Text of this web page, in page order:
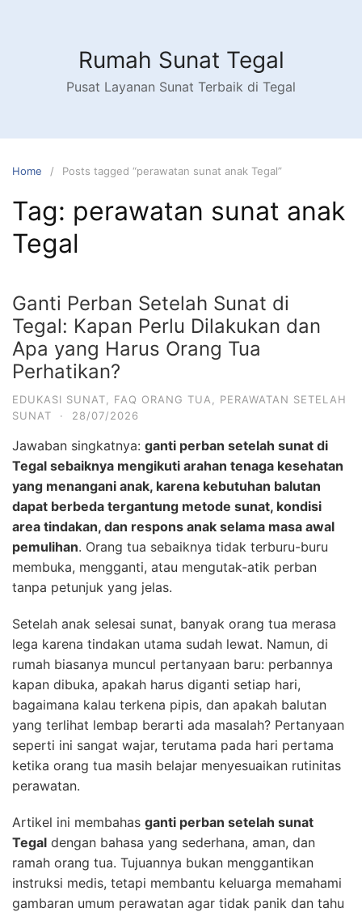
Rumah Sunat Tegal
Pusat Layanan Sunat Terbaik di Tegal
Home Posts tagged “perawatan sunat anak Tegal”
Tag: perawatan sunat anak
Tegal
Ganti Perban Setelah Sunat di
Tegal: Kapan Perlu Dilakukan dan
Apa yang Harus Orang Tua
Perhatikan?
EDUKASI SUNAT FAQ ORANG TUA
PERAWATAN SETELAH
SUNAT
· 28/07/2026
Jawaban singkatnya: ganti perban setelah sunat di
Tegal sebaiknya mengikuti arahan tenaga kesehatan
yang menangani anak, karena kebutuhan balutan
dapat berbeda tergantung metode sunat, kondisi
area tindakan, dan respons anak selama masa awal
pemulihan. Orang tua sebaiknya tidak terburu-buru
membuka, mengganti, atau mengutak-atik perban
tanpa petunjuk yang jelas.
Setelah anak selesai sunat, banyak orang tua merasa
lega karena tindakan utama sudah lewat. Namun, di
rumah biasanya muncul pertanyaan baru: perbannya
kapan dibuka, apakah harus diganti setiap hari,
bagaimana kalau terkena pipis, dan apakah balutan
yang terlihat lembap berarti ada masalah? Pertanyaan
seperti ini sangat wajar, terutama pada hari pertama
ketika orang tua masih belajar menyesuaikan rutinitas
perawatan.
Artikel ini membahas ganti perban setelah sunat
Tegal dengan bahasa yang sederhana, aman, dan
ramah orang tua. Tujuannya bukan menggantikan
instruksi medis, tetapi membantu keluarga memahami
gambaran umum perawatan agar tidak panik dan tahu